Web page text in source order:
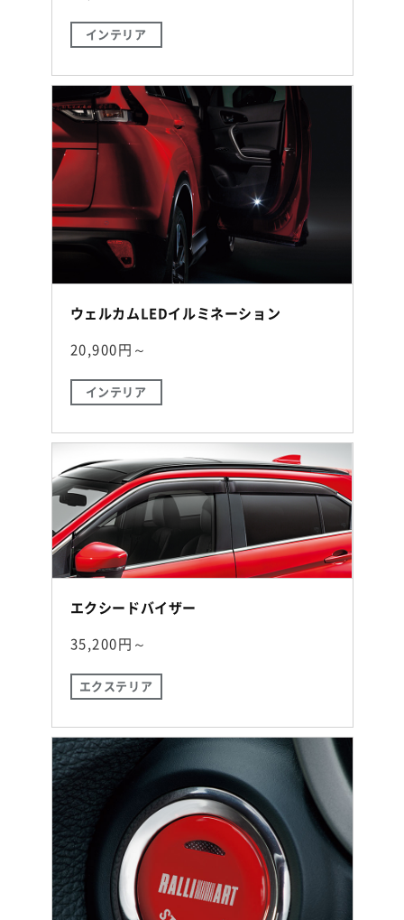
インテリア
ウェルカムLEDイルミネーション
20,900円～
インテリア
エクシードバイザー
35,200円～
エクステリア